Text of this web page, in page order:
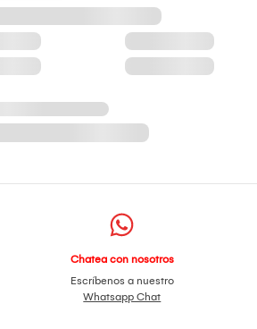
Chatea con nosotros
Escríbenos a nuestro
Whatsapp Chat